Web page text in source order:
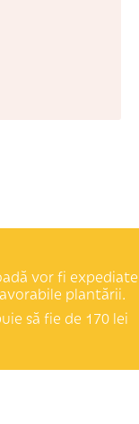
vor fi expediate
plantării.
să fie de 170 lei